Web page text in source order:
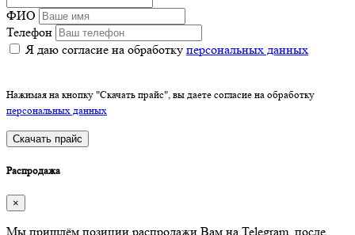
ФИО
Телефон
Я даю согласие на обработку персональных данных
Нажимая на кнопку "Скачать прайс", вы даете согласие на обработку
персональных данных
Скачать прайс
Распродажа
×
Мы пришлём позиции распродажи Вам на Telegram, после